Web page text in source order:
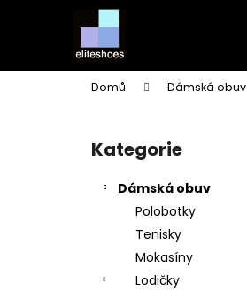
Domů Dámská obuv
Přeskočit
kategorie
Kategorie
Dámská obuv
Polobotky
Tenisky
Mokasíny
Lodičky
í
Zpět
do
obchodu
Zpět
do
obchodu